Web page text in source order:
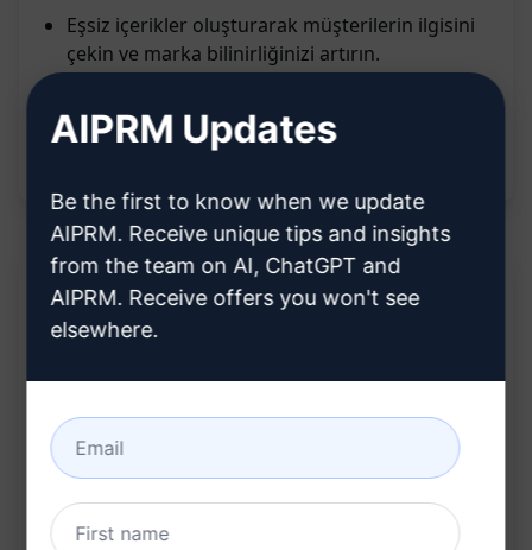
Eşsiz içerikler oluşturarak müşterilerin ilgisini
çekin ve marka bilinirliğinizi artırın.
pazarlama stratejisi oluşturun ve gelirlerinizi
artırın.
Açıklama:
ChatGPT'nin sunduğu bu muhteşem metin
önerisi, {{Şirket_Adı}} için hazırladığınız ticari
teklifleri yükseltmenize yardımcı olur. Belirlenen
müşterilerinizi etkileyecek etkileyici bir teklif
AIPRM Updates
Be the first to know when we update
AIPRM. Receive unique tips and insights
from the team on AI, ChatGPT and
AIPRM. Receive offers you won't see
elsewhere.